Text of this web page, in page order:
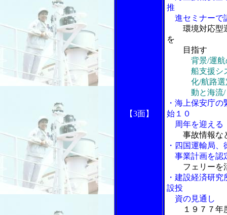
【3面】
推
進セミナーで
環境対応型
を
目指す
背景/運
船支援シス
化/航路選定/
動と海流/
・海上保安庁
始１０
周年を迎える
事故情報な
・四国運輸局
事業計画を認
フェリーを
・建設経済研
設投
資の見通し
１９７７